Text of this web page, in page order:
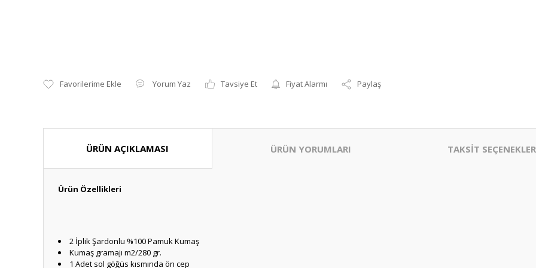
Yorum Yaz Tavsiye Et Fiyat Alarmı Paylaş
ÜRÜN AÇIKLAMASI ÜRÜN YORUMLARI TAKSİT
Ürün Özellikleri
2 İplik Şardonlu %100 Pamuk Kumaş
Kumaş gramajı m2/280 gr.
1 Adet sol göğüs kısmında ön cep